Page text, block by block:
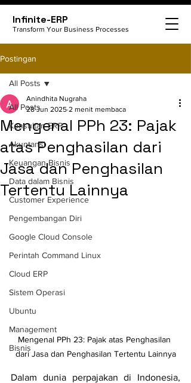
Infinite-ERP
Transform Your Business Processes
Postingan
All Posts
Konsultan ERP
Akuntansi
Keuangan Bisnis
Data dalam Bisnis
Customer Experience
Pengembangan Diri
Google Cloud Console
Perintah Command Linux
Cloud ERP
Sistem Operasi
Ubuntu
Management
Bisnis
All Posts
Mengenal PPh 23: Pajak
atas Penghasilan dari
Jasa dan Penghasilan
Tertentu Lainnya
Anindhita Nugraha
28 Jun 2025 2 menit membaca
Mengenal PPh 23: Pajak atas Penghasilan
dari Jasa dan Penghasilan Tertentu Lainnya
Dalam dunia perpajakan di Indonesia,